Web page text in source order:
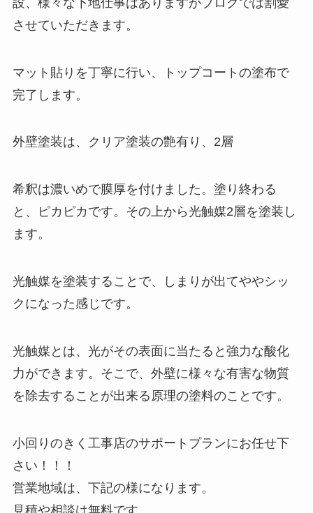
させていただきます。
マット貼りを丁寧に行い、トップコートの塗布で
完了します。
外壁塗装は、クリア塗装の艶有り、2層
希釈は濃いめで膜厚を付けました。塗り終わる
と、ピカピカです。その上から光触媒2層を塗装し
ます。
光触媒を塗装することで、しまりが出てややシッ
クになった感じです。
光触媒とは、光がその表面に当たると強力な酸化
力ができます。そこで、外壁に様々な有害な物質
を除去することが出来る原理の塗料のことです。
小回りのきく工事店のサポートプランにお任せ下
さい！！！
営業地域は、下記の様になります。
見積や相談は無料です。